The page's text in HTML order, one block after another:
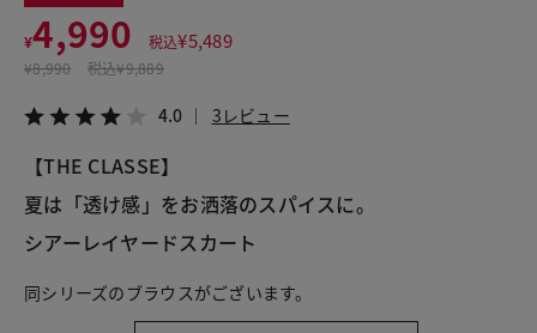
¥4,990 税込¥5,489
¥8,990 税込¥9,889
4.0 3レビュー
【THE CLASSE】
夏は「透け感」をお洒落のスパイスに。
シアーレイヤードスカート
同シリーズのブラウスがございます。